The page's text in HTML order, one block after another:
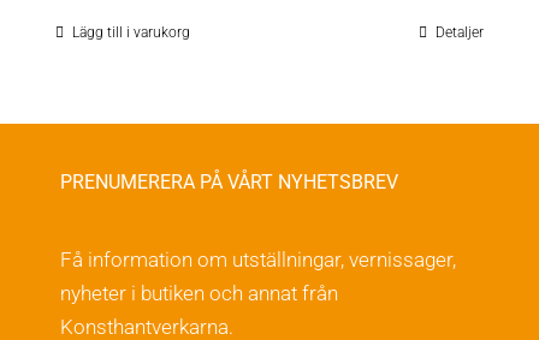
varianter.
produktsidan
Lägg till i varukorg Detaljer
PRENUMERERA PÅ VÅRT NYHETSBREV
Få information om utställningar, vernissager,
nyheter i butiken och annat från
Konsthantverkarna.